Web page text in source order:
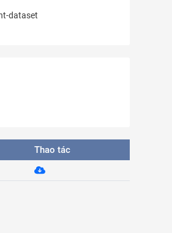
dataset
Thao tác